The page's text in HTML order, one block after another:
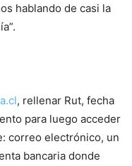
hablando de casi la
, rellenar Rut, fecha
para luego acceder
correo electrónico, un
bancaria donde